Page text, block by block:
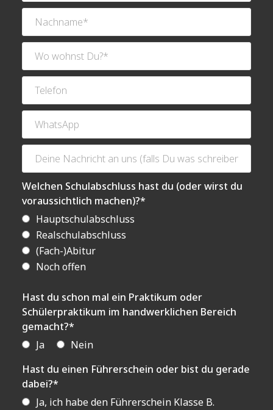
Welchen Schulabschluss hast du (oder wirst du
voraussichtlich machen)?*
Hauptschulabschluss
Realschulabschluss
(Fach-)Abitur
Noch offen
Hast du schon mal ein Praktikum oder
Schülerpraktikum im handwerklichen Bereich
gemacht?*
Ja
Nein
Hast du einen Führerschein oder bist du gerade
dabei?*
Ja, ich habe den Führerschein Klasse B.